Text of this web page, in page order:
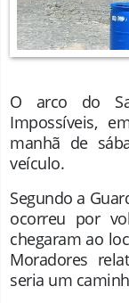
O arco do
Impossíveis,
manhã de
veículo.
Segundo a
ocorreu por
chegaram ao
Moradores
seria um